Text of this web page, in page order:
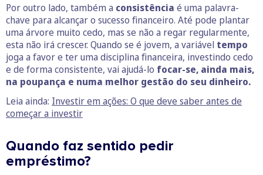
Por outro lado, também a consistência é uma palavra-
chave para alcançar o sucesso financeiro. Até pode plantar
uma árvore muito cedo, mas se não a regar regularmente,
esta não irá crescer. Quando se é jovem, a variável tempo
joga a favor e ter uma disciplina financeira, investindo cedo
e de forma consistente, vai ajudá-lo focar-se, ainda mais,
na poupança e numa melhor gestão do seu dinheiro.
Leia ainda: Investir em ações: O que deve saber antes de
começar a investir
Quando faz sentido pedir
empréstimo?